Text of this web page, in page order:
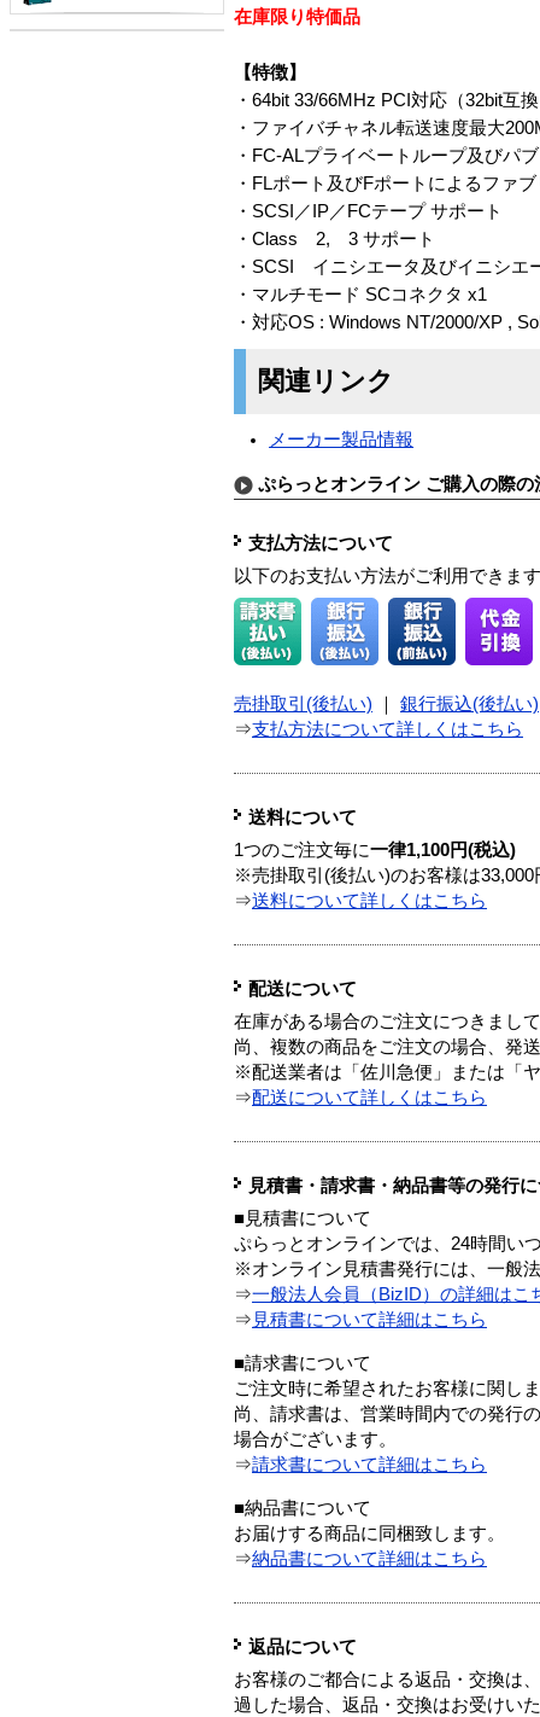
在庫限り特価品
【特徴】
・64bit 33/66MHz PCI対応（32bit互換
・ファイバチャネル転送速度最大
・FC-ALプライベートループ及びパ
・FLポート及びFポートによるファ
・SCSI／IP／FCテープ サポート
・Class 2, 3 サポート
・SCSI イニシエータ及びイニシエ
・マルチモード SCコネクタ x1
・対応OS : Windows NT/2000/XP ,
関連リンク
メーカー製品情報
ぷらっとオンライン ご購入の際の
支払方法について
以下のお支払い方法がご利用できます
売掛取引(後払い) 銀行振込(後払い)
⇒支払方法について詳しくはこちら
送料について
1つのご注文毎に一律1,100円(税込)
※売掛取引(後払い)のお客様は33,000
⇒送料について詳しくはこちら
配送について
在庫がある場合のご注文につきまし
尚、複数の商品をご注文の場合、発
※配送業者は「佐川急便」または「
⇒配送について詳しくはこちら
見積書・請求書・納品書等の発行
■見積書について
ぷらっとオンラインでは、24時間い
※オンライン見積書発行には、一般
⇒一般法人会員（BizID）の詳細はこ
⇒ 見積書について詳細はこちら
■請求書について
ご注文時に希望されたお客様に関し
尚、請求書は、営業時間内での発行
場合がございます。
⇒請求書について詳細はこちら
■納品書について
お届けする商品に同梱致します。
⇒納品書について詳細はこちら
返品について
お客様のご都合による返品・交換は
過した場合、返品・交換はお受けいた